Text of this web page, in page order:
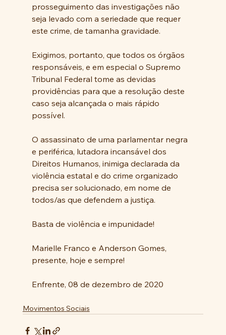
prosseguimento das investigações não
seja levado com a seriedade que requer
este crime, de tamanha gravidade.
Exigimos, portanto, que todos os órgãos
responsáveis, e em especial o Supremo
Tribunal Federal tome as devidas
providências para que a resolução deste
caso seja alcançada o mais rápido
possível.
O assassinato de uma parlamentar negra
e periférica, lutadora incansável dos
Direitos Humanos, inimiga declarada da
violência estatal e do crime organizado
precisa ser solucionado, em nome de
todos/as que defendem a justiça.
Basta de violência e impunidade!
Marielle Franco e Anderson Gomes,
presente, hoje e sempre!
Enfrente, 08 de dezembro de 2020
Movimentos Sociais